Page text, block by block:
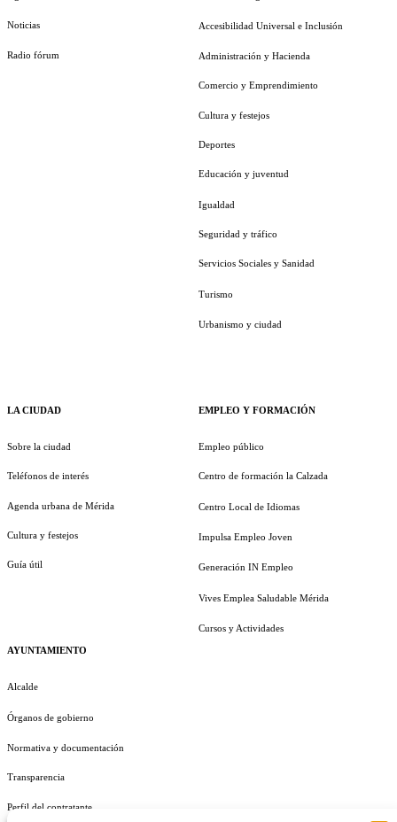
Noticias
Radio fórum
LA CIUDAD
Sobre la ciudad
Teléfonos de interés
Agenda urbana de Mérida
Cultura y festejos
Guía útil
AYUNTAMIENTO
Alcalde
Órganos de gobierno
Normativa y documentación
Transparencia
Perfil del contratante
Accesibilidad Universal e Inclusión
Administración y Hacienda
Comercio y Emprendimiento
Cultura y festejos
Deportes
Educación y juventud
Igualdad
Seguridad y tráfico
Servicios Sociales y Sanidad
Turismo
Urbanismo y ciudad
EMPLEO Y FORMACIÓN
Empleo público
Centro de formación la Calzada
Centro Local de Idiomas
Impulsa Empleo Joven
Generación IN Empleo
Vives Emplea Saludable Mérida
Cursos y Actividades